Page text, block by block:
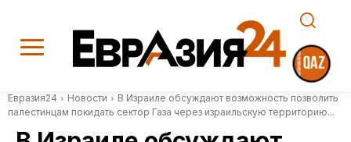
Евразия24 Новости
В Израиле обсуждают возможность позволить
палестинцам покидать сектор Газа через израильскую территорию...